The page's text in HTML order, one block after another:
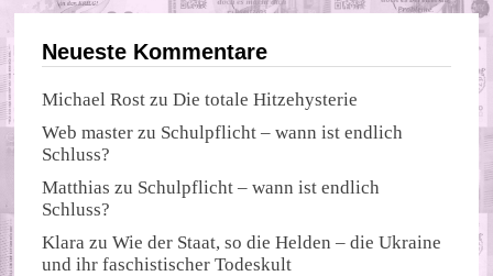
Neueste Kommentare
Michael Rost zuDie totale Hitzehysterie
Web master zu Schulpflicht – wann ist endlich
Schluss?
Matthias zu Schulpflicht – wann ist endlich
Schluss?
Klara zuWie der Staat, so die Helden – die Ukraine
und ihr faschistischer Todeskult